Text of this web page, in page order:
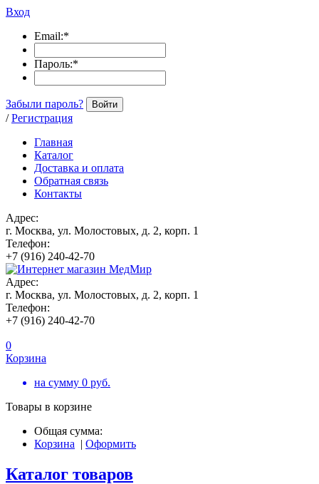
Вход
Email:*
Пароль:*
Забыли пароль? Войти
/ Регистрация
Главная
Каталог
Доставка и оплата
Обратная связь
Контакты
Адрес:
г. Москва, ул. Молостовых, д. 2, корп. 1
Телефон:
+7 (916) 240-42-70
Адрес:
г. Москва, ул. Молостовых, д. 2, корп. 1
Телефон:
+7 (916) 240-42-70
0
Корзина
на сумму 0 руб.
Товары в корзине
Общая сумма:
Корзина | Оформить
Каталог товаров